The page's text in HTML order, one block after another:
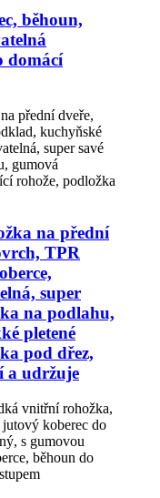
běhoun,
domácí
na přední
TPR
super
na podlahu,
pletené
pod dřez,
a udržuje